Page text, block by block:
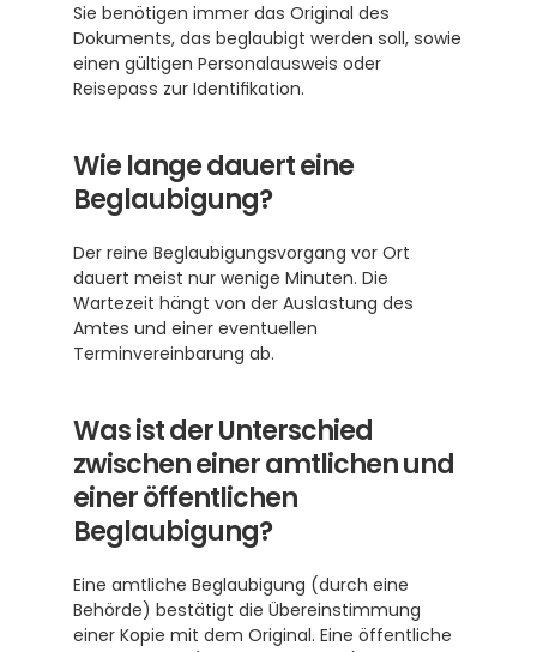
Sie benötigen immer das Original des
Dokuments, das beglaubigt werden soll, sowie
einen gültigen Personalausweis oder
Reisepass zur Identifikation.
Wie lange dauert eine
Beglaubigung?
Der reine Beglaubigungsvorgang vor Ort
dauert meist nur wenige Minuten. Die
Wartezeit hängt von der Auslastung des
Amtes und einer eventuellen
Terminvereinbarung ab.
Was ist der Unterschied
zwischen einer amtlichen und
einer öffentlichen
Beglaubigung?
Eine amtliche Beglaubigung (durch eine
Behörde) bestätigt die Übereinstimmung
einer Kopie mit dem Original. Eine öffentliche